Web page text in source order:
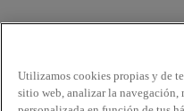
Utilizamos cookies propias y de
sitio web, analizar la navegación,